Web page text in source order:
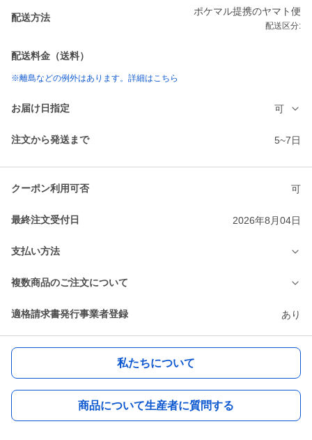
配送方法
ポケマル提携のヤマト便
配送区分:
配送料金（送料）
※離島などの例外はあります。詳細はこちら
お届け日指定 可
注文から発送まで 5~7日
クーポン利用可否 可
最終注文受付日 2026年8月04日
支払い方法
複数商品のご注文について
適格請求書発行事業者登録 あり
私たちについて
商品について生産者に質問する